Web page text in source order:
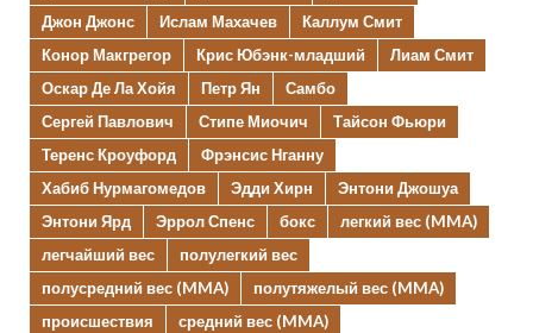
Джон Джонс
Ислам Махачев
Каллум Смит
Конор Макгрегор
Крис Юбэнк-младший
Лиам Смит
Оскар Де Ла Хойя
Петр Ян
Самбо
Сергей Павлович
Стипе Миочич
Тайсон Фьюри
Теренс Кроуфорд
Фрэнсис Нганну
Хабиб Нурмагомедов
Эдди Хирн
Энтони Джошуа
Энтони Ярд
Эррол Спенс бокс
легкий вес (MMA)
легчайший вес
полулегкий вес
полусредний вес (MMA)
полутяжелый вес (MMA)
происшествия
средний вес (MMA)